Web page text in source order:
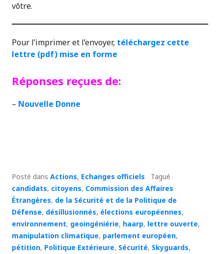
vôtre.
Pour l’imprimer et l’envoyer, téléchargez cette
lettre (pdf) mise en forme
Réponses reçues de:
– Nouvelle Donne
Posté dans Actions, Echanges officiels
Tagué
candidats, citoyens, Commission des Affaires
Étrangères, de la Sécurité et de la Politique de
Défense, désillusionnés, élections européennes,
environnement, geoingéniérie, haarp, lettre ouverte,
manipulation climatique, parlement européen,
pétition, Politique Extérieure, Sécurité, Skyguards,